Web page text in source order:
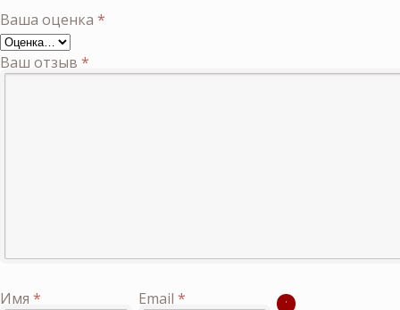
Ваша оценка *
Ваш отзыв *
Имя * Email *